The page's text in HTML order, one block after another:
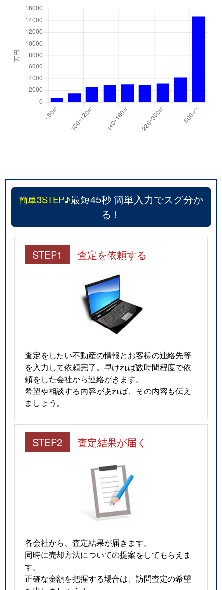
簡単3STEP♪最短45秒 簡単入力でスグ分か
る！
STEP1 査定を依頼する
査定をしたい不動産の情報とお客様の連絡先等
を入力して依頼完了。早ければ数時間程度で依
頼をした会社から連絡がきます。
希望や相談する内容があれば、その内容も伝え
ましょう。
STEP2 査定結果が届く
各会社から、査定結果が届きます。
同時に売却方法についての提案をしてもらえま
す。
正確な金額を把握する場合は、訪問査定の希望